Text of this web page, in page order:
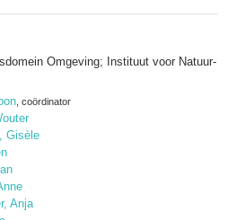
Omgeving; Instituut voor Natuur-
, coördinator
Gisèle
Anja